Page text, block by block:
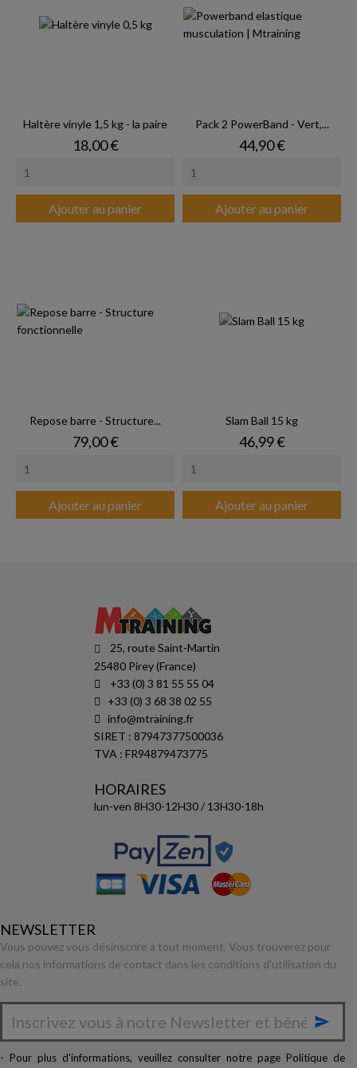
Haltère vinyle 1,5 kg - la paire
Prix
18,00 €
Ajouter au panier
Pack 2 PowerBand - Vert,...
Prix
44,90 €
Ajouter au panier
Repose barre - Structure...
Prix
79,00 €
Ajouter au panier
Slam Ball 15 kg
Prix
46,99 €
Ajouter au panier
25, route Saint-Martin
25480 Pirey (France)
+33 (0) 3 81 55 55 04
+33 (0) 3 68 38 02 55
info@mtraining.fr
SIRET : 87947377500036
TVA : FR94879473775
HORAIRES
lun-ven 8H30-12H30 / 13H30-18h
NEWSLETTER
Vous pouvez vous désinscrire à tout moment. Vous trouverez pour
cela nos informations de contact dans les conditions d'utilisation du
site.

- Pour plus d'informations, veuillez consulter notre page Politique de